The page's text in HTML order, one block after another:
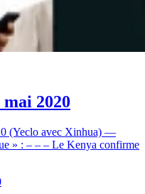
2020
(Yeclo avec Xinhua) —
» : – – – Le Kenya confirme